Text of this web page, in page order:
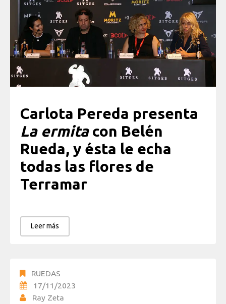
Carlota Pereda presenta
La ermitacon Belén
Rueda, y ésta le echa
todas las flores de
Terramar
Leer más
RUEDAS
17/11/2023
Ray Zeta